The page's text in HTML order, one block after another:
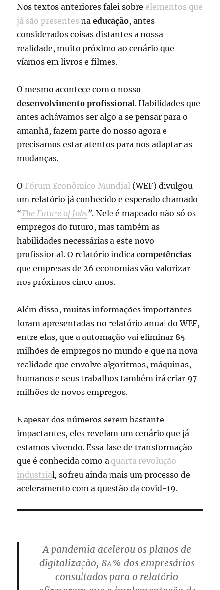
Nos textos anteriores falei sobre elementos que
já são presentes naeducação, antes
considerados coisas distantes a nossa
realidade, muito próximo ao cenário que
víamos em livros e filmes.
O mesmo acontece com o nosso
desenvolvimento profissional. Habilidades que
antes achávamos ser algo a se pensar para o
amanhã, fazem parte do nosso agora e
precisamos estar atentos para nos adaptar as
mudanças.
O Fórum Econômico Mundial (WEF) divulgou
um relatório já conhecido e esperado chamado
“The Future of Jobs”. Nele é mapeado não só os
empregos do futuro, mas também as
habilidades necessárias a este novo
profissional. O relatório indicacompetências
que empresas de 26 economias vão valorizar
nos próximos cinco anos.
Além disso, muitas informações importantes
foram apresentadas no relatório anual do WEF,
entre elas, que a automação vai eliminar 85
milhões de empregos no mundo e que na nova
realidade que envolve algoritmos, máquinas,
humanos e seus trabalhos também irá criar 97
milhões de novos empregos.
E apesar dos números serem bastante
impactantes, eles revelam um cenário que já
estamos vivendo. Essa fase de transformação
que é conhecida como a quarta revolução
industrial, sofreu ainda mais um processo de
aceleramento com a questão da covid-19.
A pandemia acelerou os planos de
digitalização, 84% dos empresários
consultados para o relatório